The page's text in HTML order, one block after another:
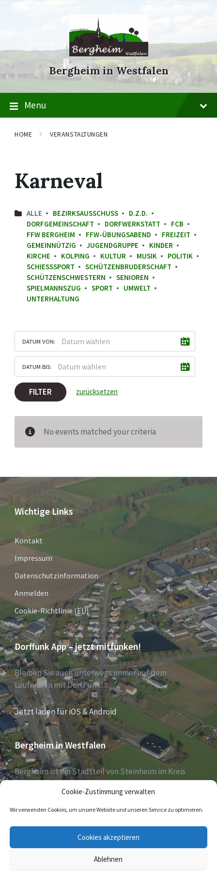
Cookie-Zustimmung verwalten
Wir verwenden Cookies, um unsere Website und unseren Service zu optimieren.
Cookies akzeptieren
Ablehnen
Skip
Skip
Skip
Bergheim in Westfalen
Menu
HOME VERANSTALTUNGEN
Karneval
ALLE BEZIRKSAUSSCHUSS
D.Z.D.
DORFGEMEINSCHAFT
DORFWERKSTATT
FCB
FFW BERGHEIM
FFW-ÜBUNGSABEND
FREIZEIT
GEMEINNÜTZIG
JUGENDGRUPPE
KINDER
KIRCHE
KOLPING KULTUR MUSIK
POLITIK
SCHIESSSPORT
SCHÜTZENBRUDERSCHAFT
SCHÜTZENSCHWESTERN
SENIOREN
SPIELMANNSZUG
SPORT
UMWELT
UNTERHALTUNG
DATUM VON:
DATUM BIS:
FILTER zurücksetzen
No events matched your criteria
Wichtige Links
Kontakt
Impressum
Datenschutzinformation
Anmelden
Cookie-Richtlinie (EU)
Dorffunk App – jetzt mitfunken!
Bleiben Sie auch unterwegs immer auf dem
Laufenden mit DorfFunk!
Jetzt laden für iOS & Android
Bergheim in Westfalen
Bergheim ist ein Stadtteil von Steinheim im Kreis
Höxter, Nordrhein-Westfalen, und zählt aktuell 1030
Einwohner – Stand 31. Dezember 2018.